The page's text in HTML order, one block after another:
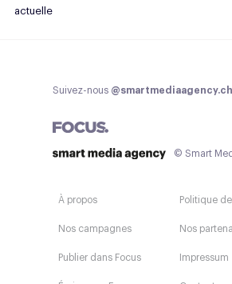
actuelle
Suivez-nous @smartmediaagency.ch
© Smart
À propos
Nos campagnes
Publier dans Focus
Politique
Nos
Impressum